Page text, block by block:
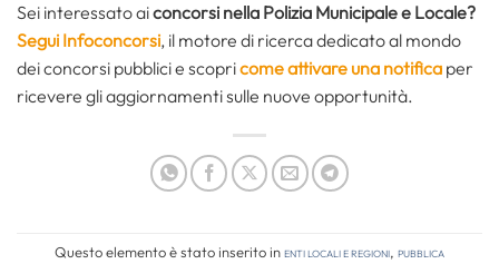
Sei interessato aiconcorsi nella Polizia Municipale e Locale?
Segui Infoconcorsi, il motore di ricerca dedicato al mondo
dei concorsi pubblici e scopricome attivare una notifica per
ricevere gli aggiornamenti sulle nuove opportunità.
Questo elemento è stato inserito inEnti locali e regioni, Pubblica